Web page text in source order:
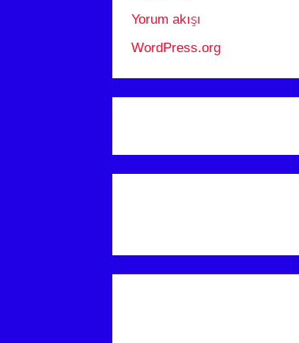
Yorum akışı
WordPress.org